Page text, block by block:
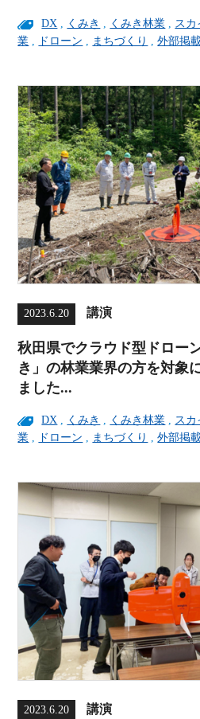
DX くみき くみき林業 スカ
業
ドローン まちづくり ,外部掲
2023.6.20 講演
秋田県でクラウド型ドロー
き」の林業業界の方を対象
ました...
DX くみき くみき林業 スカ
業
ドローン まちづくり ,外部掲
2023.6.20 講演